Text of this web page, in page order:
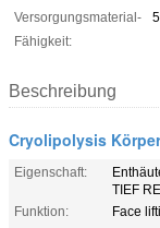
Versorgungsmaterial-
Fähigkeit:
Beschreibung
Cryolipolysis
Eigenschaft:
TIEF
Funktion:
Face